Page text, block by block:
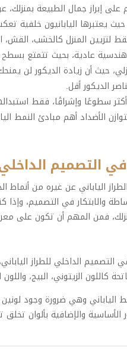
إبراز جمال الطبيعة
يعتبرها اليابانيون خلفية
المنزل كالخشب، القش،
هندسية عادية، بحيث تتمتع
حيث أن زيادة الديكور لن
الديكور أقل.
سطوعًا وإشراقًا، فقط
الأضداد أهم مبادئ النمط
في التصميم
الياباني عن غيره من أنماط
والابتكار في التصميم،
فمن المهم أن تكون على
الداخلي للطراز
كاللون الزيتوني، البيج،
الياباني وهي ضرورة وجود
والإضافية بألوان